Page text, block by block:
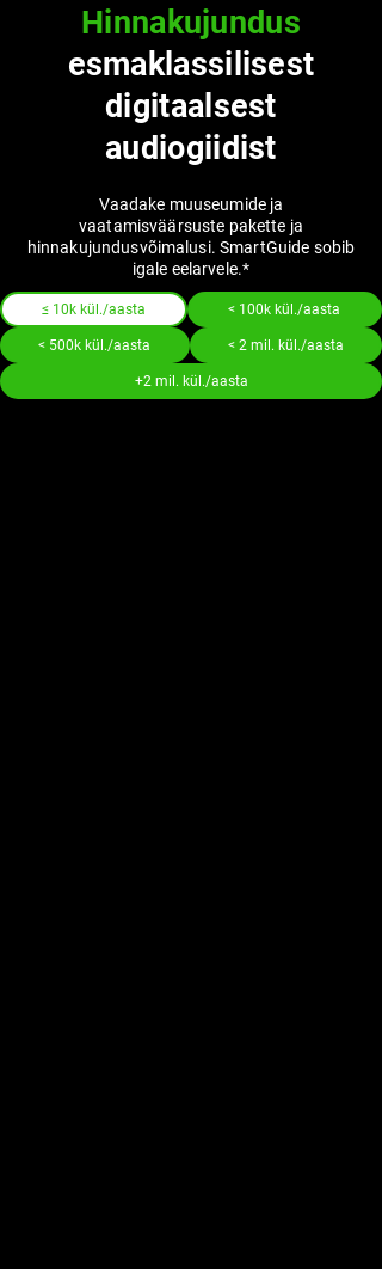
Hinnakujundus
esmaklassilisest
digitaalsest
audiogiidist
Vaadake muuseumide ja
vaatamisväärsuste pakette ja
hinnakujundusvõimalusi. SmartGuide sobib
igale eelarvele.*
≤ 10k kül./aasta < 100k kül./aasta
< 500k kül./aasta < 2 mil. kül./aasta
+2 mil. kül./aasta